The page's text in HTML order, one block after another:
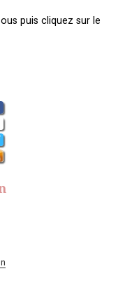
puis cliquez sur le